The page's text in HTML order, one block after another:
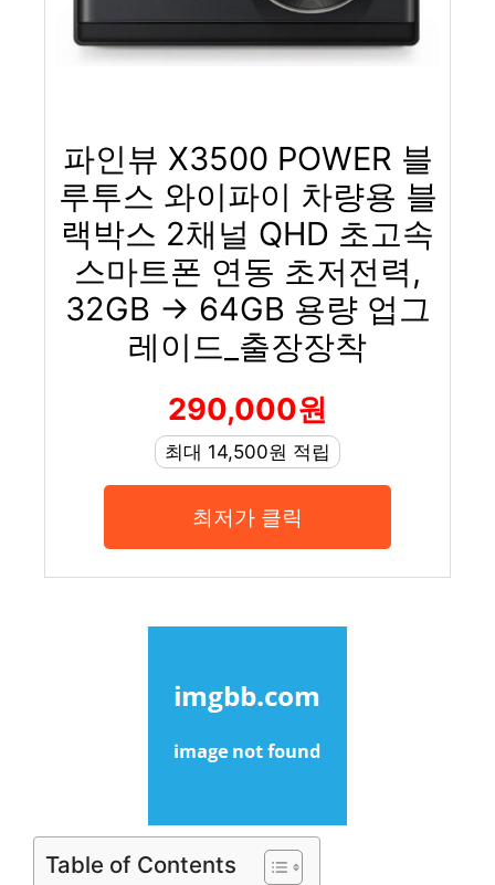
파인뷰 X3500 POWER 블
루투스 와이파이 차량용 블
랙박스 2채널 QHD 초고속
스마트폰 연동 초저전력,
32GB → 64GB 용량 업그
레이드_출장장착
290,000원
최대 14,500원 적립
최저가 클릭
Table of Contents